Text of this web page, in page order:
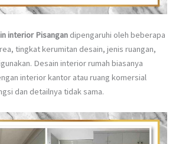
interior Pisangan dipengaruhi oleh beberapa
tingkat kerumitan desain, jenis ruangan,
Desain interior rumah biasanya
interior kantor atau ruang komersial
dan detailnya tidak sama.